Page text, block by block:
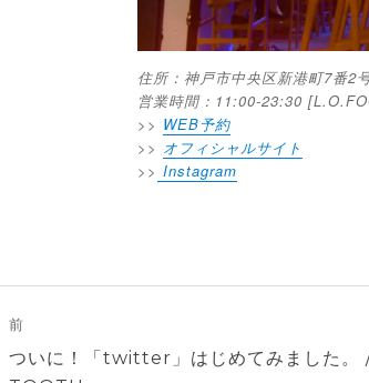
住所：神戸市中央区新港町7番2
営業時間：11:00-23:30
>> WEB予約
>> オフィシャルサイト
>> Instagram
稿
ナ
前
前
ついに！「twitter」はじめてみました。